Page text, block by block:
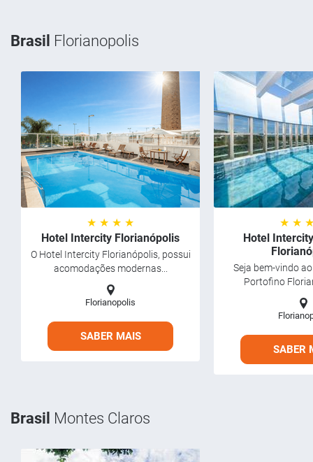
Brasil Florianopolis
★ ★ ★ ★
Hotel Intercity Florianópolis
O Hotel Intercity Florianópolis, possui
acomodações modernas...
Florianopolis
SABER MAIS
★ ★
Hotel
Seja bem-vindo
Portofino
SABER
Brasil Montes Claros